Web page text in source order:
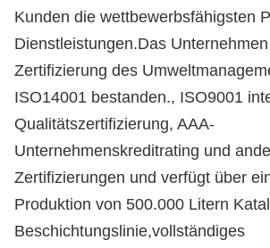
Kunden die wettbewerbsfähigsten
Dienstleistungen.Das
Zertifizierung des
ISO14001 bestanden., ISO9001
Qualitätszertifizierung, AAA-
Unternehmenskreditrating und
Zertifizierungen und verfügt über
Produktion von 500.000 Litern
Beschichtungslinie,vollständiges